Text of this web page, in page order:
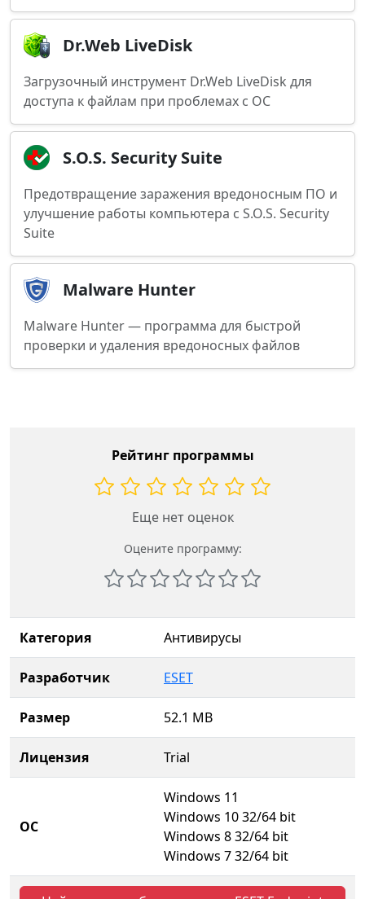
Dr.Web LiveDisk
Загрузочный инструмент Dr.Web LiveDisk для
доступа к файлам при проблемах с ОС
S.O.S. Security Suite
Предотвращение заражения вредоносным ПО и
улучшение работы компьютера с S.O.S. Security
Suite
Malware Hunter
Malware Hunter — программа для быстрой
проверки и удаления вредоносных файлов
Рейтинг программы
Еще нет оценок
Оцените программу:
Категория Антивирусы
Разработчик ESET
Размер 52.1 MB
Лицензия Trial
ОС
Windows 11
Windows 10 32/64 bit
Windows 8 32/64 bit
Windows 7 32/64 bit